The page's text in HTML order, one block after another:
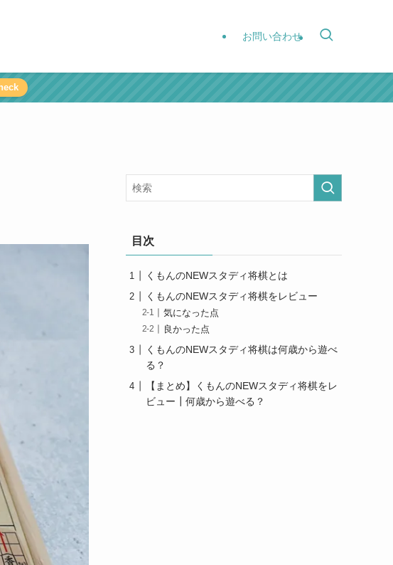
お問い合わせ
目次
くもんのNEWスタディ将棋とは
くもんのNEWスタディ将棋をレビュー
気になった点
良かった点
くもんのNEWスタディ将棋は何歳から遊べ
る？
【まとめ】くもんのNEWスタディ将棋をレ
ビュー┃何歳から遊べる？